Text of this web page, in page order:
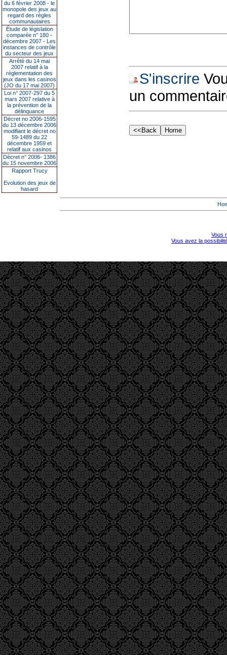
du 6 février 2008 - le
monopole des jeux au
regard des règles
communautaires
Étude de législation
comparée n° 180 -
décembre 2007 - Les
instances de contrôle
du secteur des jeux
Arrêté du 14 mai
2007 relatif à la
réglementation des
jeux dans les casinos
(JO du 17 mai 2007)
Loi n° 2007-297 du 5
mars 2007 relative à
la prévention de la
délinquance
Décret no 2006-1595
du 13 décembre 2006
modifiant le décret no
59-1489 du 22
décembre 1959 et
relatif aux casinos
Décret n° 2006- 1386
du 15 novembre 2006
Rapport Trucy
Evolution des jeux de
hasard
S'inscrire
un
Vous
Vous avez la